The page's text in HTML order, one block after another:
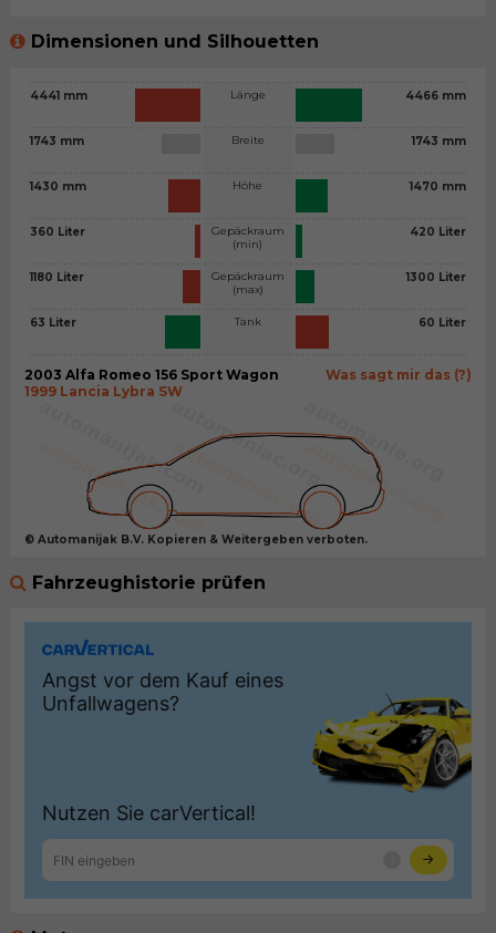
Dimensionen und Silhouetten
4441 mm
1743 mm
1430 mm
360 Liter
1180 Liter
63 Liter
Länge
Breite
Höhe
Gepäckraum
(min)
Gepäckraum
(max)
Tank
4466 mm
1743 mm
1470 mm
420 Liter
1300 Liter
60 Liter
Was sagt mir das (?)
2003 Alfa Romeo 156 Sport Wagon
1999 Lancia Lybra SW
© Automanijak B.V. Kopieren & Weitergeben verboten.
Fahrzeughistorie prüfen